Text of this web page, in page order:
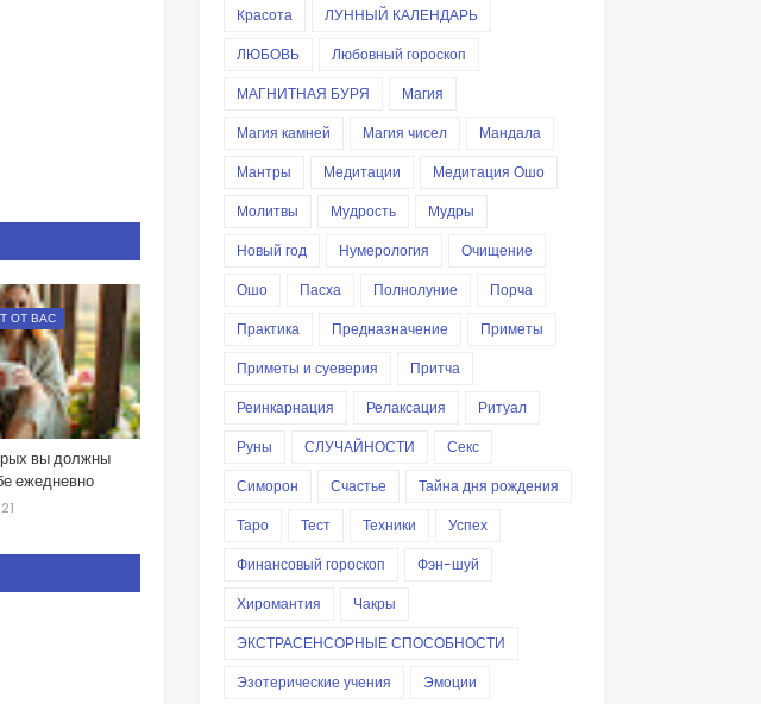
ОТ ВАС
вы должны
ежедневно
Красота
ЛУННЫЙ КАЛЕНДАРЬ
ЛЮБОВЬ
Любовный гороскоп
МАГНИТНАЯ БУРЯ
Магия
Магия камней
Магия чисел
Мандала
Мантры
Медитации
Медитация Ошо
Молитвы
Мудрость
Мудры
Новый год
Нумерология
Очищение
Ошо
Пасха Полнолуние
Порча
Практика
Предназначение
Приметы
Приметы и суеверия
Притча
Реинкарнация
Релаксация
Ритуал
Руны
СЛУЧАЙНОСТИ
Секс
Симорон
Счастье
Тайна дня рождения
Таро
Тест Техники
Успех
Финансовый гороскоп
Фэн-шуй
Хиромантия
Чакры
ЭКСТРАСЕНСОРНЫЕ СПОСОБНОСТИ
Эзотерические учения
Эмоции